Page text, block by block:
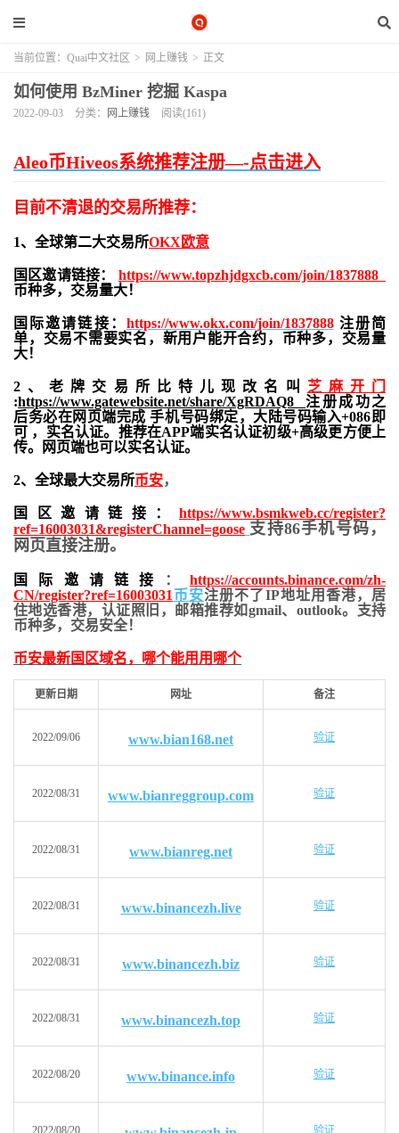
当前位置： Quai中文社区 > 网上赚钱 > 正文
如何使用 BzMiner 挖掘 Kaspa
2022-09-03 分类： 网上赚钱 阅读(161)
Aleo币Hiveos系统推荐注册—-点击进入
目前不清退的交易所推荐：
1、全球第二大交易所OKX欧意
国区邀请链接： https://www.topzhjdgxcb.com/join/1837888
币种多，交易量大！
国际邀请链接： https://www.okx.com/join/1837888注册简
单，交易不需要实名，新用户能开合约， 币种多，交易量
大！
2、老牌交易所比特儿现改名叫 芝麻开门
:https://www.gatewebsite.net/share/XgRDAQ8 注册成功之
后务必在网页端完成 手机号码绑定，大陆号码输入+086即
可 ，实名认证。推荐在APP端实名认证初级+高级更方便上
传。网页端也可以实名认证。
2、全球最大交易所币安，
国区邀请链接： https://www.bsmkweb.cc/register?
ref=16003031&registerChannel=goose 支持86手机号码，
网页直接注册。
国际邀请链接 ：https://accounts.binance.com/zh-
CN/register?ref=16003031 币安注册不了IP地址用香港，居
住地选香港，认证照旧， 邮箱推荐如gmail、outlook。支持
币种多，交易安全！
币安最新国区域名，哪个能用用哪个
更新日期 网址 备注
2022/09/06 www.bian168.net 验证
2022/08/31 www.bianreggroup.com 验证
2022/08/31 www.bianreg.net 验证
2022/08/31 www.binancezh.live 验证
2022/08/31 www.binancezh.biz 验证
2022/08/31 www.binancezh.top 验证
2022/08/20 www.binance.info 验证
2022/08/20 验证